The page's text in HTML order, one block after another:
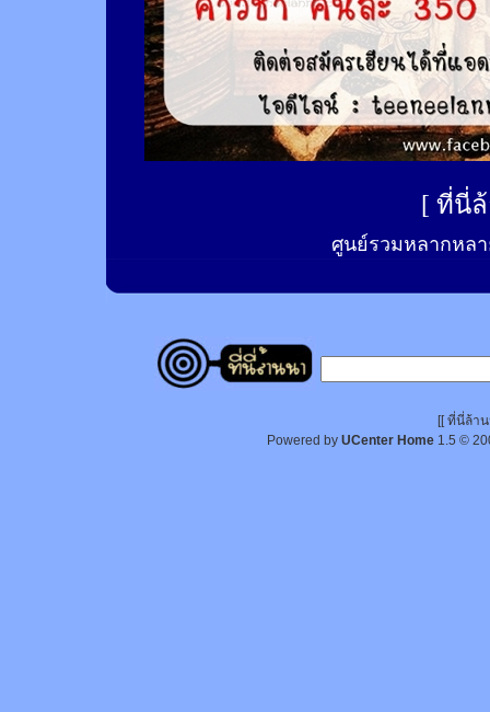
[ ที่นี่
ศูนย์รวมหลากหลา
[[ ที่นี่ล้า
Powered by UCenter Home 1.5 ©